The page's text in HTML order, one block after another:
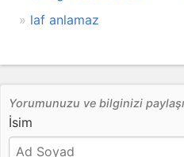
laf anlamaz
Yorumunuzu ve bilginizi
İsim